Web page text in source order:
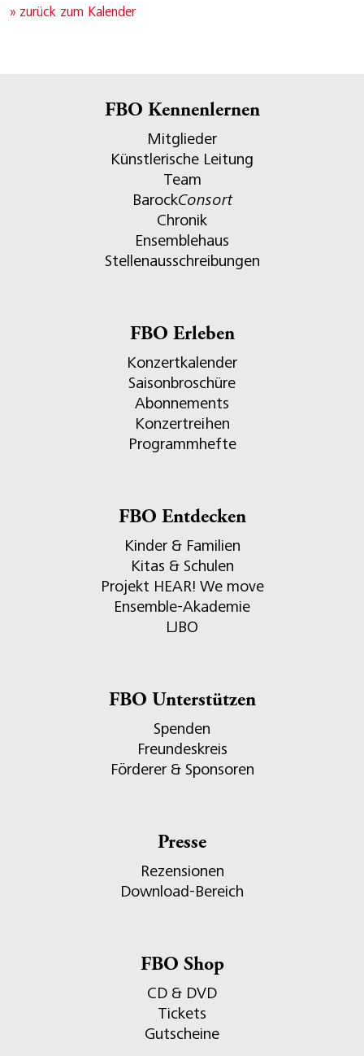
» zurück zum Kalender
FBO Kennenlernen
Mitglieder
Künstlerische Leitung
Team
BarockConsort
Chronik
Ensemblehaus
Stellenausschreibungen
FBO Erleben
Konzertkalender
Saisonbroschüre
Abonnements
Konzertreihen
Programmhefte
FBO Entdecken
Kinder & Familien
Kitas & Schulen
Projekt HEAR! We move
Ensemble-Akademie
LJBO
FBO Unterstützen
Spenden
Freundeskreis
Förderer & Sponsoren
Presse
Rezensionen
Download-Bereich
FBO Shop
CD & DVD
Tickets
Gutscheine